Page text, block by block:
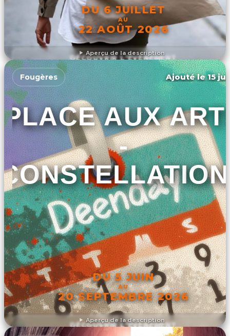
Aperçu de la description
DU 6 JUILLET
AU
22 AOÛT 2026
DÉCOUVRIR L'ÉVÉNEMENT
Aperçu de la description
Fougères Ajouté le 15
PLACE AUX
-
DU 5 JUIN
AU
20 SEPTEMBRE 2026
DÉCOUVRIR L'ÉVÉNEMENT